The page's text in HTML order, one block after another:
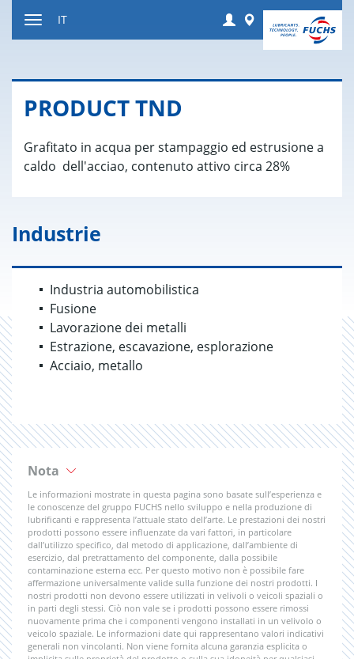
navigazione
Login Worldwide
IT
PRO­DUCT TND
Grafitato in acqua per stampaggio ed estrusione a
caldo dell'acciao, contenuto attivo circa 28%
Industrie
Industria automobilistica
Fusione
Lavorazione dei metalli
Estrazione, escavazione, esplorazione
Acciaio, metallo
Nota
Le informazioni mostrate in questa pagina sono basate sull’esperienza e
le conoscenze del gruppo FUCHS nello sviluppo e nella produzione di
lubrificanti e rappresenta l’attuale stato dell’arte. Le prestazioni dei nostri
prodotti possono essere influenzate da vari fattori, in particolare
dall’utilizzo specifico, dal metodo di applicazione, dall’ambiente di
esercizio, dal pretrattamento del componente, dalla possibile
contaminazione esterna ecc. Per questo motivo non è possibile fare
affermazione universalmente valide sulla funzione dei nostri prodotti. I
nostri prodotti non devono essere utilizzati in velivoli o veicoli spaziali o
in parti degli stessi. Ciò non vale se i prodotti possono essere rimossi
nuovamente prima che i componenti vengono installati in un velivolo o
veicolo spaziale. Le informazioni date qui rappresentano valori indicativi
generali non vincolanti. Non viene fornita alcuna garanzia esplicita o